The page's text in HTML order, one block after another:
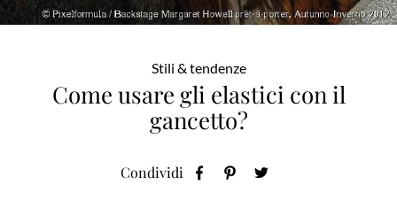
Stili & tendenze
Come usare gli elastici con il
gancetto?
Condividi